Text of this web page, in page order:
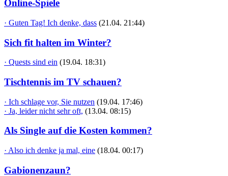
Online-Spiele
· Guten Tag! Ich denke, dass (21.04. 21:44)
Sich fit halten im Winter?
· Quests sind ein (19.04. 18:31)
Tischtennis im TV schauen?
· Ich schlage vor, Sie nutzen (19.04. 17:46)
· Ja, leider nicht sehr oft, (13.04. 08:15)
Als Single auf die Kosten kommen?
· Also ich denke ja mal, eine (18.04. 00:17)
Gabionenzaun?